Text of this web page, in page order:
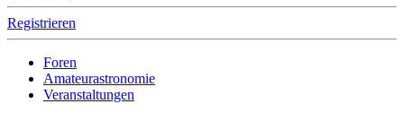
Registrieren
Foren
Amateurastronomie
Veranstaltungen